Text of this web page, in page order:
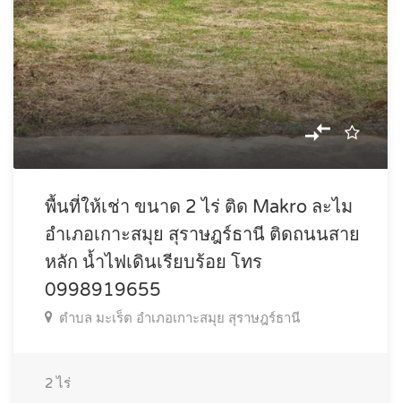
พื้นที่ให้เช่า ขนาด 2 ไร่ ติด Makro ละไม
อำเภอเกาะสมุย สุราษฎร์ธานี ติดถนนสาย
หลัก น้ำไฟเดินเรียบร้อย โทร
0998919655
ตำบล มะเร็ต อำเภอเกาะสมุย สุราษฎร์ธานี
2 ไร่